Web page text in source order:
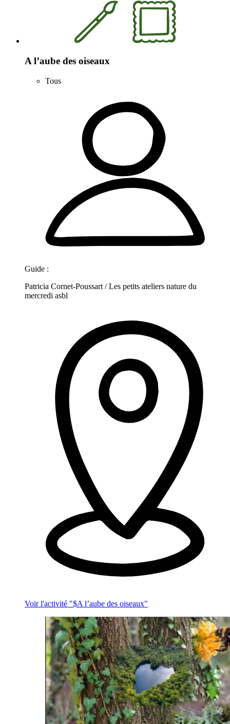
A l’aube des oiseaux
Tous
Guide :
Patricia Cornet-Poussart / Les petits ateliers nature du
mercredi asbl
Voir l'activité "$A l’aube des oiseaux"